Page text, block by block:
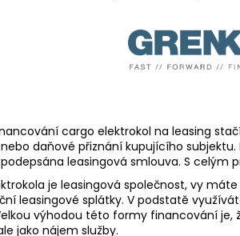
cargo elektrokol na leasing
nebo daňové přiznání kupujícího subjektu.
leasingová smlouva. S celým
je leasingová společnost, vy
leasingové splátky. V podstatě
výhodou této formy financování
jako nájem služby.